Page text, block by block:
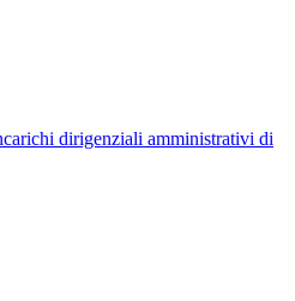
dirigenziali amministrativi di